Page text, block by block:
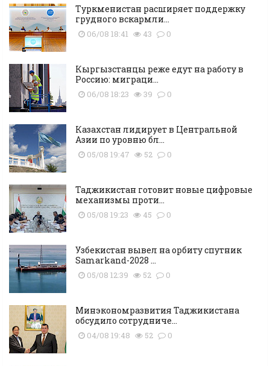
Туркменистан расширяет поддержку
грудного вскармли...
06/08 18:41 43 0
Кыргызстанцы реже едут на работу в
Россию: миграци...
06/08 18:23 39 0
Казахстан лидирует в Центральной
Азии по уровню бл...
05/08 19:47 52 0
Таджикистан готовит новые цифровые
механизмы проти...
05/08 19:23 45 0
Узбекистан вывел на орбиту спутник
Samarkand-2028 ...
05/08 12:39 52 0
Минэкономразвития Таджикистана
обсудило сотрудниче...
04/08 19:48 52 0